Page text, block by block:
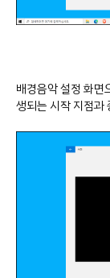
배경음악 설정 화면
생되는 시작 지점과